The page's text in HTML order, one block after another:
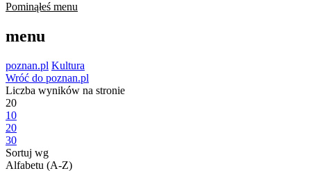
Pominąłeś menu
menu
poznan.pl Kultura
Wróć do poznan.pl
Liczba wyników na stronie
20
10
20
30
Sortuj wg
Alfabetu (A-Z)